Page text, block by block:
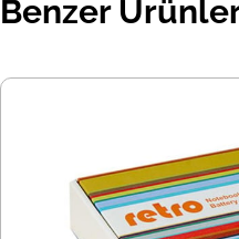
Benzer